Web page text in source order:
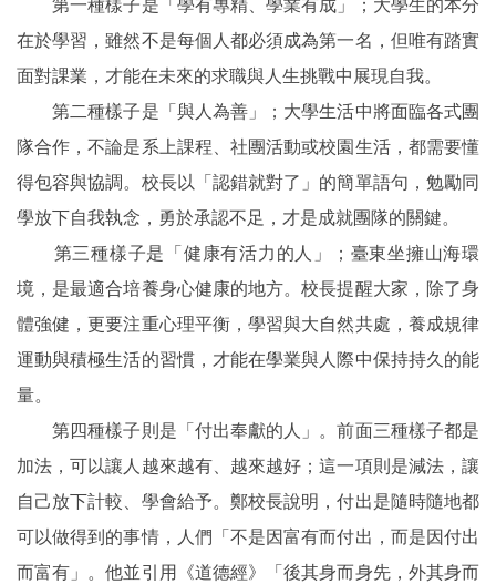
第一種樣子是「學有專精、學業有成」；大學生的本分
在於學習，雖然不是每個人都必須成為第一名，但唯有踏實
面對課業，才能在未來的求職與人生挑戰中展現自我。
第二種樣子是「與人為善」；大學生活中將面臨各式團
隊合作，不論是系上課程、社團活動或校園生活，都需要懂
得包容與協調。校長以「認錯就對了」的簡單語句，勉勵同
學放下自我執念，勇於承認不足，才是成就團隊的關鍵。
第三種樣子是「健康有活力的人」；臺東坐擁山海環
境，是最適合培養身心健康的地方。校長提醒大家，除了身
體強健，更要注重心理平衡，學習與大自然共處，養成規律
運動與積極生活的習慣，才能在學業與人際中保持持久的能
量。
第四種樣子則是「付出奉獻的人」。前面三種樣子都是
加法，可以讓人越來越有、越來越好；這一項則是減法，讓
自己放下計較、學會給予。鄭校長說明，付出是隨時隨地都
可以做得到的事情，人們「不是因富有而付出，而是因付出
而富有」。他並引用《道德經》「後其身而身先，外其身而